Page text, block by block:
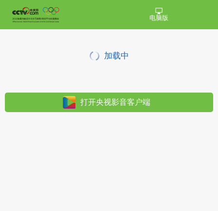
电脑版
加载中
打开央视影音客户端